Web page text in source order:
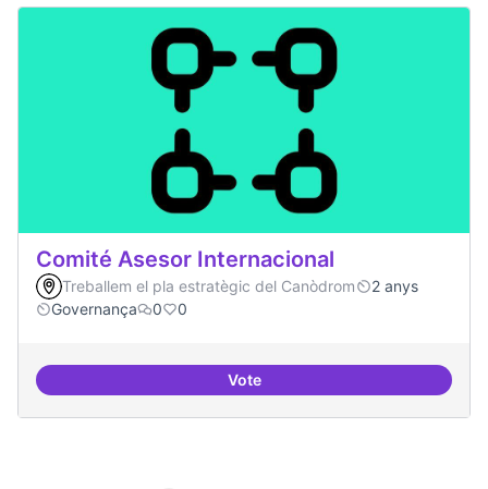
Comité Asesor Internacional
Treballem el pla estratègic del Canòdrom
2 anys
Governança
0 0
VoteComité Asesor Internacional